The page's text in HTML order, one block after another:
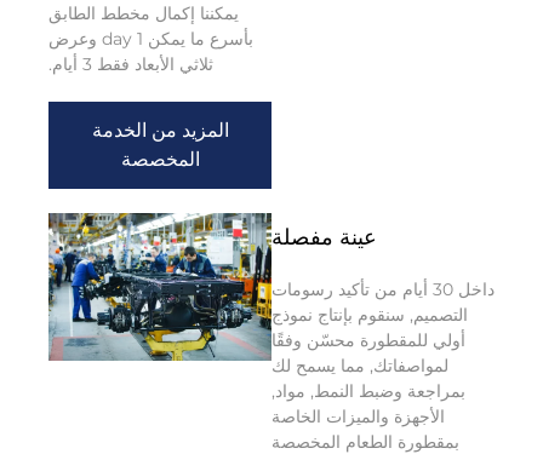
يمكننا إكمال مخطط الطابق
بأسرع ما يمكن 1 day وعرض
ثلاثي الأبعاد فقط 3 أيام.
المزيد من الخدمة
المخصصة
عينة مفصلة
داخل 30 أيام من تأكيد رسومات
التصميم, سنقوم بإنتاج نموذج
أولي للمقطورة محسّن وفقًا
لمواصفاتك, مما يسمح لك
بمراجعة وضبط النمط, مواد,
الأجهزة والميزات الخاصة
بمقطورة الطعام المخصصة